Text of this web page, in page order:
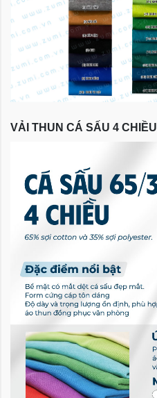
VẢI THUN CÁ SẤU 4 CHIỀU